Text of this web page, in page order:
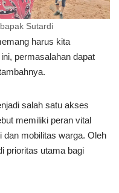
Sutardi
harus kita
permasalahan dapat
salah satu akses
memiliki peran vital
mobilitas warga. Oleh
prioritas utama bagi